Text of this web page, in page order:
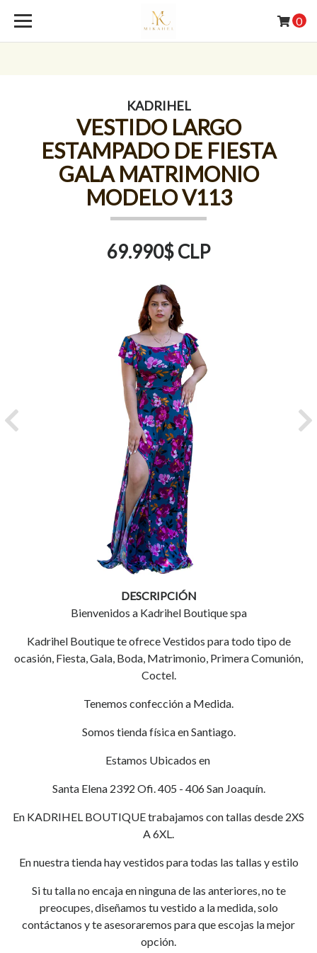
0
KADRIHEL
VESTIDO LARGO
ESTAMPADO DE FIESTA
GALA MATRIMONIO
MODELO V113
69.990$ CLP
Previous
DESCRIPCIÓN
Bienvenidos a Kadrihel Boutique spa
Kadrihel Boutique te ofrece Vestidos para todo tipo de
ocasión, Fiesta, Gala, Boda, Matrimonio, Primera Comunión,
Coctel.
Tenemos confección a Medida.
Somos tienda física en Santiago.
Estamos Ubicados en
Santa Elena 2392 Ofi. 405 - 406 San Joaquín.
En KADRIHEL BOUTIQUE trabajamos con tallas desde 2XS
A 6XL.
En nuestra tienda hay vestidos para todas las tallas y estilo
Si tu talla no encaja en ninguna de las anteriores, no te
preocupes, diseñamos tu vestido a la medida, solo
contáctanos y te asesoraremos para que escojas la mejor
opción.